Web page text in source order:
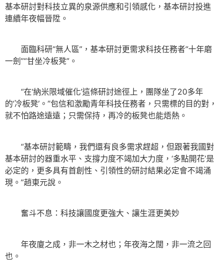
基本研討對科技立異的泉源供應和引領感化，基本研討投進
連續年夜幅晉陞。
面臨科研“無人區”，基本研討更需求科技任務者“十年磨
一劍”“甘坐冷板凳”。
“在‘納米限域催化’這條研討途徑上，團隊坐了20多年
的‘冷板凳’。”包信和激勵青年科技任務者，只需標的目的對，
就不怕路途遠遠；只需保持，再冷的板凳也能焐熱。
“基本研討範疇，我們還有良多需求趕超，但跟著我國對
基本研討的器重水平、支撐力度不竭加大力度，‘多點開花’是
必定的，更多具有首創性、引領性的研討結果必定會不竭涌
現。”趙東元說。
奮斗不息：科技讓國度更強大、讓生涯更美妙
年夜廈之成，非一木之材也；年夜海之闊，非一流之回
也。